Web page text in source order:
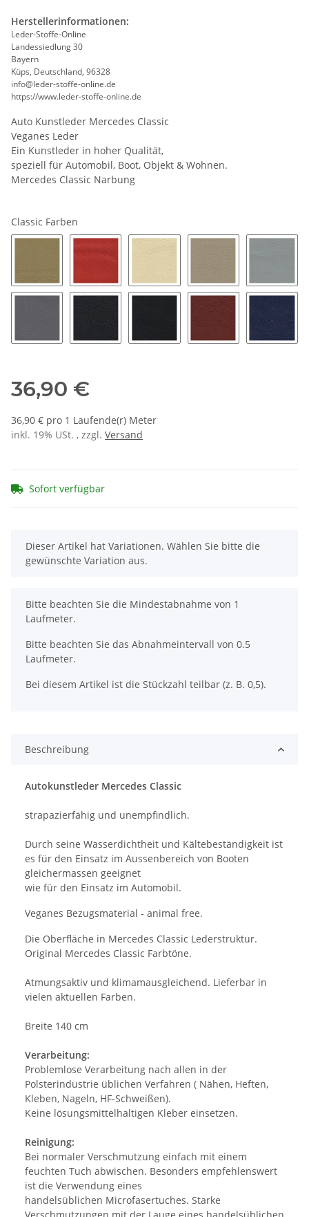
Herstellerinformationen:
Leder-Stoffe-Online
Landessiedlung 30
Bayern
Küps, Deutschland, 96328
info@leder-stoffe-online.de
https://www.leder-stoffe-online.de
Auto Kunstleder Mercedes Classic
Veganes Leder
Ein Kunstleder in hoher Qualität,
speziell für Automobil, Boot, Objekt & Wohnen.
Mercedes Classic Narbung
Classic Farben
1103 - champignon1137 - scarletrot/can can
1138 - helios1338 - java 1120 -
36,90 €
36,90 € pro 1 Laufende(r) Meter
inkl. 19% USt. , zzgl. Versand
Sofort verfügbar
x
Dieser Artikel hat Variationen. Wählen Sie bitte die
gewünschte Variation aus.
x
Bitte beachten Sie die Mindestabnahme von 1
Laufmeter.
Bitte beachten Sie das Abnahmeintervall von 0.5
Laufmeter.
Bei diesem Artikel ist die Stückzahl teilbar (z. B. 0,5).
Beschreibung
Autokunstleder Mercedes Classic
strapazierfähig und unempfindlich.
Durch seine Wasserdichtheit und Kältebeständigkeit ist
es für den Einsatz im Aussenbereich von Booten
gleichermassen geeignet
wie für den Einsatz im Automobil.
Veganes Bezugsmaterial - animal free.
Die Oberfläche in Mercedes Classic Lederstruktur.
Original Mercedes Classic Farbtöne.
Atmungsaktiv und klimamausgleichend. Lieferbar in
vielen aktuellen Farben.
Breite 140 cm
Verarbeitung:
Problemlose Verarbeitung nach allen in der
Polsterindustrie üblichen Verfahren ( Nähen, Heften,
Kleben, Nageln, HF-Schweißen).
Keine lösungsmittelhaltigen Kleber einsetzen.
Reinigung:
Bei normaler Verschmutzung einfach mit einem
feuchten Tuch abwischen. Besonders empfehlenswert
ist die Verwendung eines
handelsüblichen Microfasertuches. Starke